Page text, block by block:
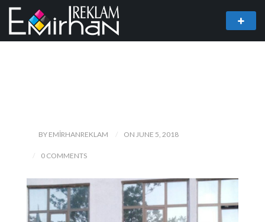
BY EMIRHANREKLAM ON JUNE 5, 2018
0 COMMENTS